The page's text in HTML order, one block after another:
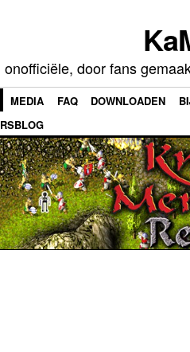
onofficiële, door fans
MEDIA FAQ DOWNLOADEN